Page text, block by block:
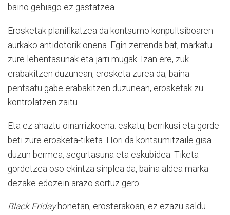
baino gehiago ez gastatzea.
Erosketak planifikatzea da kontsumo konpultsiboaren
aurkako antidotorik onena. Egin zerrenda bat, markatu
zure lehentasunak eta jarri mugak. Izan ere, zuk
erabakitzen duzunean, erosketa zurea da; baina
pentsatu gabe erabakitzen duzunean, erosketak zu
kontrolatzen zaitu.
Eta ez ahaztu oinarrizkoena: eskatu, berrikusi eta gorde
beti zure erosketa-tiketa. Hori da kontsumitzaile gisa
duzun bermea, segurtasuna eta eskubidea. Tiketa
gordetzea oso ekintza sinplea da, baina aldea marka
dezake edozein arazo sortuz gero.
Black Fridayhonetan, erosterakoan, ez ezazu saldu